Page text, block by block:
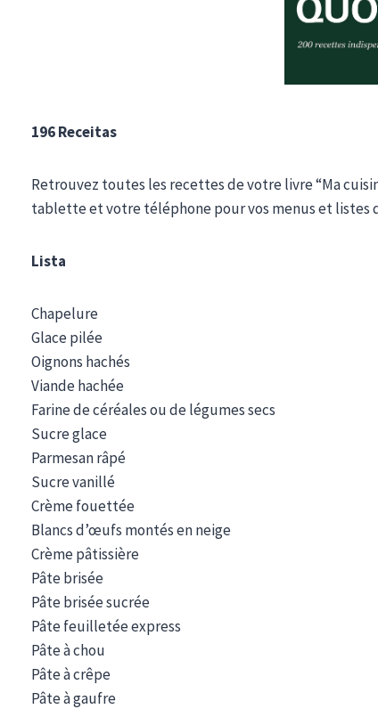
196 Receitas
Retrouvez toutes les recettes de votre livre “Ma
tablette et votre téléphone pour vos menus et listes
Lista
Chapelure
Glace pilée
Oignons hachés
Viande hachée
Farine de céréales ou de légumes secs
Sucre glace
Parmesan râpé
Sucre vanillé
Crème fouettée
Blancs d’œufs montés en neige
Crème pâtissière
Pâte brisée
Pâte brisée sucrée
Pâte feuilletée express
Pâte à chou
Pâte à crêpe
Pâte à gaufre